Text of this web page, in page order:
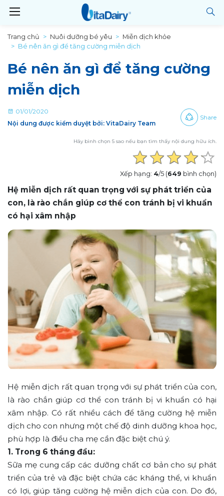
Trang chủ Nuôi dưỡng bé yêu
Miễn dịch khỏe
Bé nên ăn gì để tăng cường miễn dịch
Bé nên ăn gì để tăng cường
miễn dịch
01/01/2020
Nội dung được kiểm duyệt bởi: VitaDairy Team
Share
Hãy bình chọn 5 sao nếu bạn tìm thấy nội dung hữu ích.
Xếp hạng: 4/5 (649 bình chọn)
Hệ miễn dịch rất quan trọng với sự phát triển của
con, là rào chắn giúp cơ thể con tránh bị vi khuẩn
có hại xâm nhập
Hệ miễn dịch rất quan trọng với sự phát triển của con,
là rào chắn giúp cơ thể con tránh bị vi khuẩn có hại
xâm nhập. Có rất nhiều cách để tăng cường hệ miễn
dịch cho con nhưng một chế độ dinh dưỡng khoa học,
phù hợp là điều cha mẹ cần đặc biệt chú ý.
1. Trong 6 tháng đầu:
Sữa mẹ cung cấp các dưỡng chất cơ bản cho sự phát
triển của trẻ và đặc biệt chứa các kháng thể, vi khuẩn
có lợi, giúp tăng cường hệ miễn dịch của con. Do đó,